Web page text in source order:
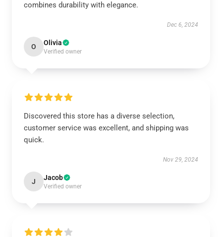
combines durability with elegance.
Dec 6, 2024
O Olivia
Verified owner
Discovered this store has a diverse selection,
customer service was excellent, and shipping was
quick.
Nov 29, 2024
J Jacob
Verified owner